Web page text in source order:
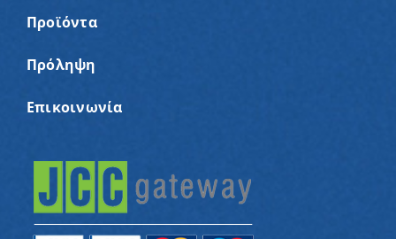
Προϊόντα
Πρόληψη
Επικοινωνία